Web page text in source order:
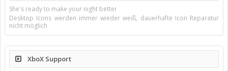
She's ready to make your night better
Desktop Icons werden immer wieder weiß, dauerhafte Icon Reparatur
nicht möglich
XboX Support